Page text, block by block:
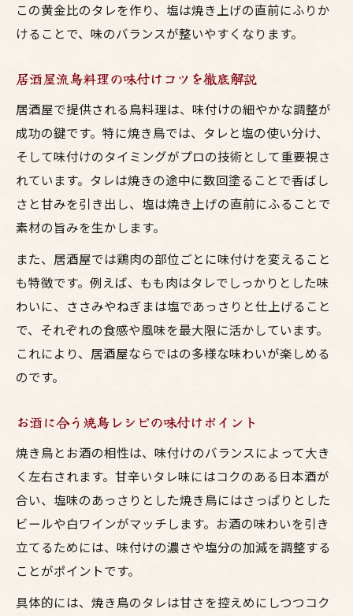
この黄金比のタレを作り、塩は焼き上げの直前にふりか
けることで、味のバランスが整いやすくなります。
居酒屋流鳥料理の味付けコツを徹底解説
居酒屋で提供される鳥料理は、味付けの細やかな調整が
成功の鍵です。特に焼き鳥では、タレと塩の使い分け、
そして味付けのタイミングがプロの技術として重要視さ
れています。タレは焼きの途中に数回塗ることで香ばし
さと甘みを引き出し、塩は焼き上げの直前にふることで
素材の旨みを生かします。
また、居酒屋では鶏肉の部位ごとに味付けを変えること
も特徴です。例えば、もも肉はタレでしっかりとした味
わいに、ささみやねぎまは塩であっさりと仕上げること
で、それぞれの食感や風味を最大限に活かしています。
これにより、居酒屋ならではの多様な味わいが楽しめる
のです。
お酒に合う焼鳥レシピの味付けポイント
焼き鳥とお酒の相性は、味付けのバランスによって大き
く左右されます。甘辛いタレ味にはコクのある日本酒が
合い、塩味のあっさりとした焼き鳥にはさっぱりとした
ビールや白ワインがマッチします。お酒の味わいを引き
立てるためには、味付けの濃さや塩分の加減を調整する
ことがポイントです。
具体的には、焼き鳥のタレは甘さを控えめにしつつコク